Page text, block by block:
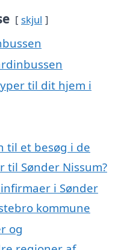
skjul
til dit hjem i
til et besøg i de
Sønder Nissum?
i Sønder
kommune
og